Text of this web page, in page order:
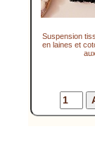
Suspension
en laines et